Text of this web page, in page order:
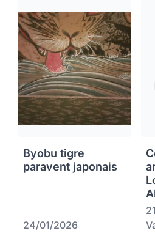
Byobu tigre
paravent japonais
24/01/2026